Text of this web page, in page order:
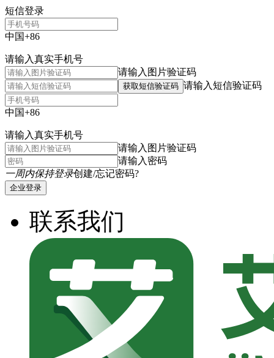
短信登录
中国+86
请输入真实手机号
请输入图片验证码
获取短信验证码 请输入短信验证码
中国+86
请输入真实手机号
请输入图片验证码
请输入密码
一周内保持登录创建/忘记密码?
企业登录
联系我们